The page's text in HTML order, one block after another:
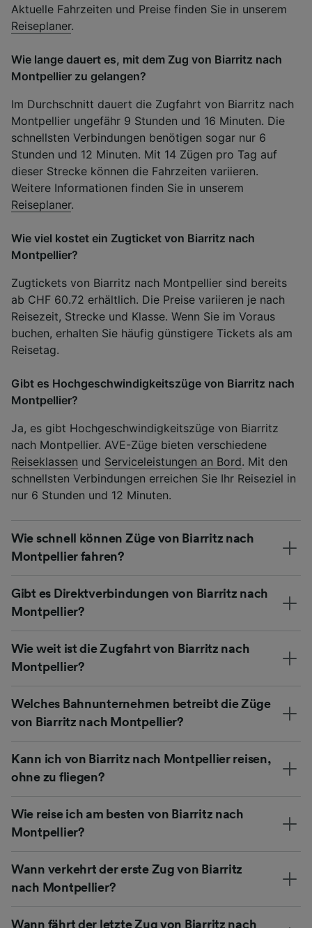
Aktuelle Fahrzeiten und Preise finden Sie in unserem
Reiseplaner.
Wie lange dauert es, mit dem Zug von Biarritz nach
Montpellier zu gelangen?
Im Durchschnitt dauert die Zugfahrt von Biarritz nach
Montpellier ungefähr 9 Stunden und 16 Minuten. Die
schnellsten Verbindungen benötigen sogar nur 6
Stunden und 12 Minuten. Mit 14 Zügen pro Tag auf
dieser Strecke können die Fahrzeiten variieren.
Weitere Informationen finden Sie in unserem
Reiseplaner.
Wie viel kostet ein Zugticket von Biarritz nach
Montpellier?
Zugtickets von Biarritz nach Montpellier sind bereits
ab CHF 60.72 erhältlich. Die Preise variieren je nach
Reisezeit, Strecke und Klasse. Wenn Sie im Voraus
buchen, erhalten Sie häufig günstigere Tickets als am
Reisetag.
Gibt es Hochgeschwindigkeitszüge von Biarritz nach
Montpellier?
Ja, es gibt Hochgeschwindigkeitszüge von Biarritz
nach Montpellier. AVE-Züge bieten verschiedene
Reiseklassen und Serviceleistungen an Bord. Mit den
schnellsten Verbindungen erreichen Sie Ihr Reiseziel in
nur 6 Stunden und 12 Minuten.
Wie schnell können Züge von Biarritz nach
Montpellier fahren?
Gibt es Direktverbindungen von Biarritz nach
Montpellier?
Wie weit ist die Zugfahrt von Biarritz nach
Montpellier?
Welches Bahnunternehmen betreibt die Züge
von Biarritz nach Montpellier?
Kann ich von Biarritz nach Montpellier reisen,
ohne zu fliegen?
Wie reise ich am besten von Biarritz nach
Montpellier?
Wann verkehrt der erste Zug von Biarritz
nach Montpellier?
Wann fährt der letzte Zug von Biarritz nach